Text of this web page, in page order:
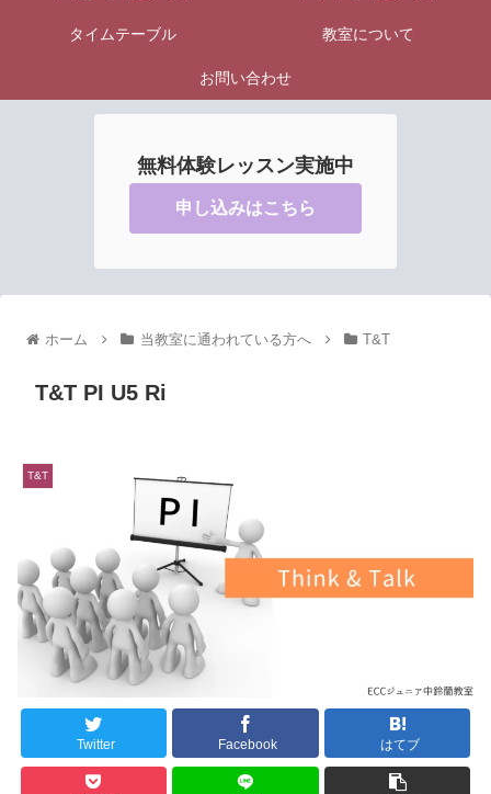
タイムテーブル 教室について
お問い合わせ
無料体験レッスン実施中
申し込みはこちら
ホーム 当教室に通われている方へ T&T
T&T PI U5 Ri
T&T
Twitter Facebook はてブ